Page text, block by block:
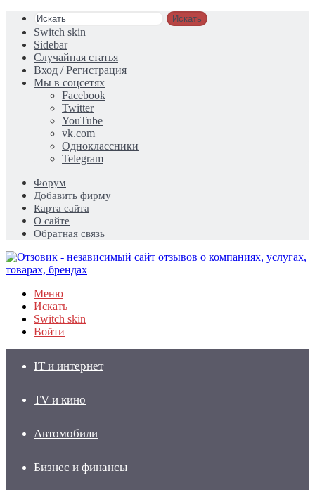
Искать
Switch skin
Sidebar
Случайная статья
Вход / Регистрация
Мы в соцсетях
Facebook
Twitter
YouTube
vk.com
Одноклассники
Telegram
Форум
Добавить фирму
Карта сайта
О сайте
Обратная связь
Меню
Искать
Switch skin
Войти
IT и интернет
TV и кино
Автомобили
Бизнес и финансы